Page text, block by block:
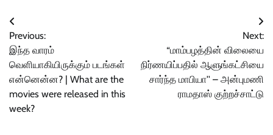
Post
navigation
Previous:
இந்த வாரம்
வெளியாகியிருக்கும் படங்கள்
என்னென்ன? | What are the
movies were released in this
week?
Next:
“மாம்பழத்தின் விலையை
நிர்ணயிப்பதில் ஆளுங்கட்சியை
சார்ந்த மாபியா'' – அன்புமணி
ராமதாஸ் குற்றச்சாட்டு